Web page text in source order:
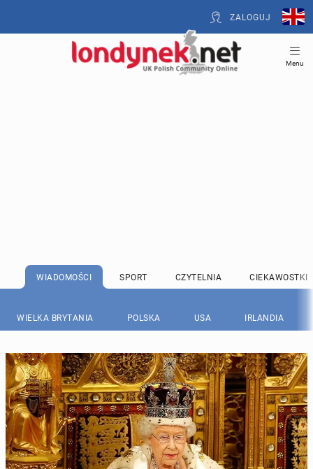
ZALOGUJ
Menu
WIADOMOŚCI SPORT CZYTELNIA CIEKAWOSTKI
WIELKA BRYTANIA POLSKA USA IRLANDIA